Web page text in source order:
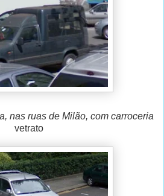
nas ruas de Milão, com carroceria
vetrato